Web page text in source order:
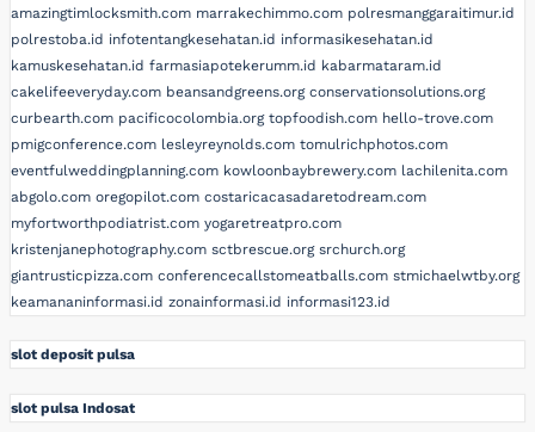
amazingtimlocksmith.com marrakechimmo.com polresmanggaraitimur.id
polrestoba.id infotentangkesehatan.id informasikesehatan.id
kamuskesehatan.id farmasiapotekerumm.id kabarmataram.id
cakelifeeveryday.com beansandgreens.org conservationsolutions.org
curbearth.com pacificocolombia.org topfoodish.com hello-trove.com
pmigconference.com lesleyreynolds.com tomulrichphotos.com
eventfulweddingplanning.com kowloonbaybrewery.com lachilenita.com
abgolo.com oregopilot.com costaricacasadaretodream.com
myfortworthpodiatrist.com yogaretreatpro.com
kristenjanephotography.com sctbrescue.org srchurch.org
giantrusticpizza.com conferencecallstomeatballs.com stmichaelwtby.org
keamananinformasi.id zonainformasi.id informasi123.id
slot deposit pulsa
slot pulsa Indosat